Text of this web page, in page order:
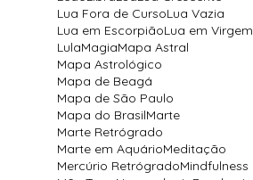
Lua Fora de CursoLua Vazia
Lua em EscorpiãoLua em Virgem
LulaMagiaMapa Astral
Mapa Astrológico
Mapa de Beagá
Mapa de São Paulo
Mapa do BrasilMarte
Marte Retrógrado
Marte em AquárioMeditação
Mercúrio RetrógradoMindfulness